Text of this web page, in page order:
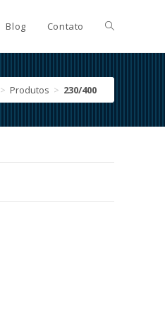
Blog Contato
> Produtos > 230/400